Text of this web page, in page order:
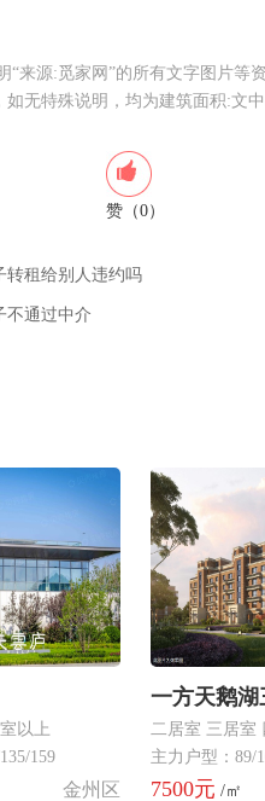
“来源:觅家网”的所有文字图片等
无特殊说明，均为建筑面积:文
赞（0）
转租给别人违约吗
不通过中介
以上
159
金州区
一方天鹅湖
二居室 三居室
主力户型：89/
7500元 /㎡